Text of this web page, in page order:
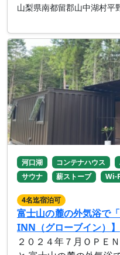
山梨県南都留郡山中湖村平
河口湖 コンテナハウス
サウナ
薪ストーブ Wi-
4名迄宿泊可
富士山の麓の外気浴で
INN（グローブイン）】
２０２４年７月ＯＰＥ